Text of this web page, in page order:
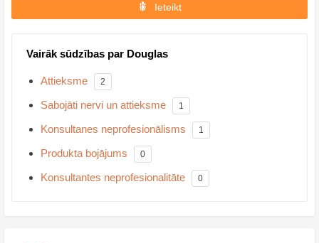
Ieteikt
Vairāk sūdzības par Douglas
Attieksme 2
Sabojāti nervi un attieksme 1
Konsultanes neprofesionālisms 1
Produkta bojājums 0
Konsultantes neprofesionalitāte 0